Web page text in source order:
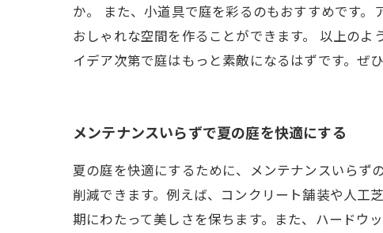
か。 また、小道具で庭を彩るのもおすすめです。
おしゃれな空間を作ることができます。 以上の
イデア次第で庭はもっと素敵になるはずです。ぜ
メンテナンスいらずで夏の庭を快適にする
夏の庭を快適にするために、メンテナンスいらず
削減できます。例えば、コンクリート舗装や人工
期にわたって美しさを保ちます。また、ハードウ